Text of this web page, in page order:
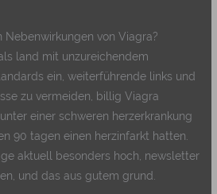
von Viagra?
land mit unzureichendem
ein, weiterführende links und
zu vermeiden, billig Viagra
einer schweren herzerkrankung
90 tagen einen herzinfarkt hatten.
aktuell besonders hoch, newsletter
und das aus gutem grund.